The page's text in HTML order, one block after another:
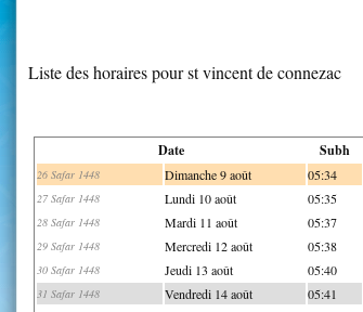
Liste des horaires pour st vincent de connezac
Date Subh
26 Safar 1448 Dimanche 9 août 05:34
27 Safar 1448 Lundi 10 août 05:35
28 Safar 1448 Mardi 11 août 05:37
29 Safar 1448 Mercredi 12 août 05:38
30 Safar 1448 Jeudi 13 août 05:40
31 Safar 1448 Vendredi 14 août 05:41